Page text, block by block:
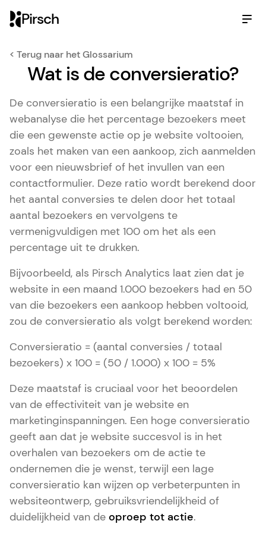
Pirsch
< Terug naar het Glossarium
Wat is de conversieratio?
De conversieratio is een belangrijke maatstaf in
webanalyse die het percentage bezoekers meet
die een gewenste actie op je website voltooien,
zoals het maken van een aankoop, zich aanmelden
voor een nieuwsbrief of het invullen van een
contactformulier. Deze ratio wordt berekend door
het aantal conversies te delen door het totaal
aantal bezoekers en vervolgens te
vermenigvuldigen met 100 om het als een
percentage uit te drukken.
Bijvoorbeeld, als Pirsch Analytics laat zien dat je
website in een maand 1.000 bezoekers had en 50
van die bezoekers een aankoop hebben voltooid,
zou de conversieratio als volgt berekend worden:
Conversieratio = (aantal conversies / totaal
bezoekers) x 100 = (50 / 1.000) x 100 = 5%
Deze maatstaf is cruciaal voor het beoordelen
van de effectiviteit van je website en
marketinginspanningen. Een hoge conversieratio
geeft aan dat je website succesvol is in het
overhalen van bezoekers om de actie te
ondernemen die je wenst, terwijl een lage
conversieratio kan wijzen op verbeterpunten in
websiteontwerp, gebruiksvriendelijkheid of
duidelijkheid van de oproep tot actie.